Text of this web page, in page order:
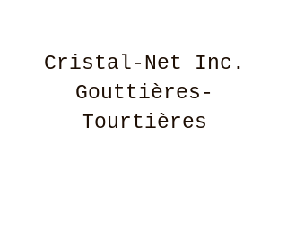
Cristal-Net Inc.
Gouttières-
Tourtières